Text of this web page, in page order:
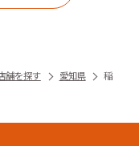
舗を探す 愛知県
稲